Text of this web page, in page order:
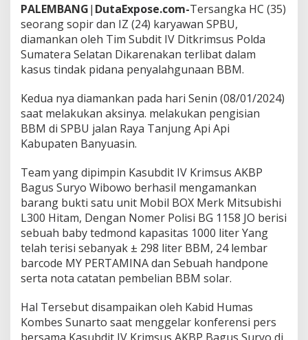
O
k
n
u
m
K
r
y
a
a
S
P
B
D
i
a
m
a
n
a
n
D
PALEMBANG| DutaExpose.com-Tersangka HC (35)
seorang sopir dan IZ (24) karyawan SPBU,
diamankan oleh Tim Subdit IV Ditkrimsus Polda
Sumatera Selatan Dikarenakan terlibat dalam
kasus tindak pidana penyalahgunaan BBM.
Kedua nya diamankan pada hari Senin (08/01/2024)
saat melakukan aksinya. melakukan pengisian
BBM di SPBU jalan Raya Tanjung Api Api
Kabupaten Banyuasin.
Team yang dipimpin Kasubdit IV Krimsus AKBP
Bagus Suryo Wibowo berhasil mengamankan
barang bukti satu unit Mobil BOX Merk Mitsubishi
L300 Hitam, Dengan Nomer Polisi BG 1158 JO berisi
sebuah baby tedmond kapasitas 1000 liter Yang
telah terisi sebanyak ± 298 liter BBM, 24 lembar
barcode MY PERTAMINA dan Sebuah handpone
serta nota catatan pembelian BBM solar.
Hal Tersebut disampaikan oleh Kabid Humas
Kombes Sunarto saat menggelar konferensi pers